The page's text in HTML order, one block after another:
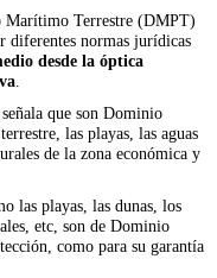
Marítimo Terrestre (DMPT)
diferentes normas jurídicas
desde la óptica
que son Dominio
las playas, las aguas
de la zona económica y
las playas, las dunas, los
etc, son de Dominio
como para su garantía